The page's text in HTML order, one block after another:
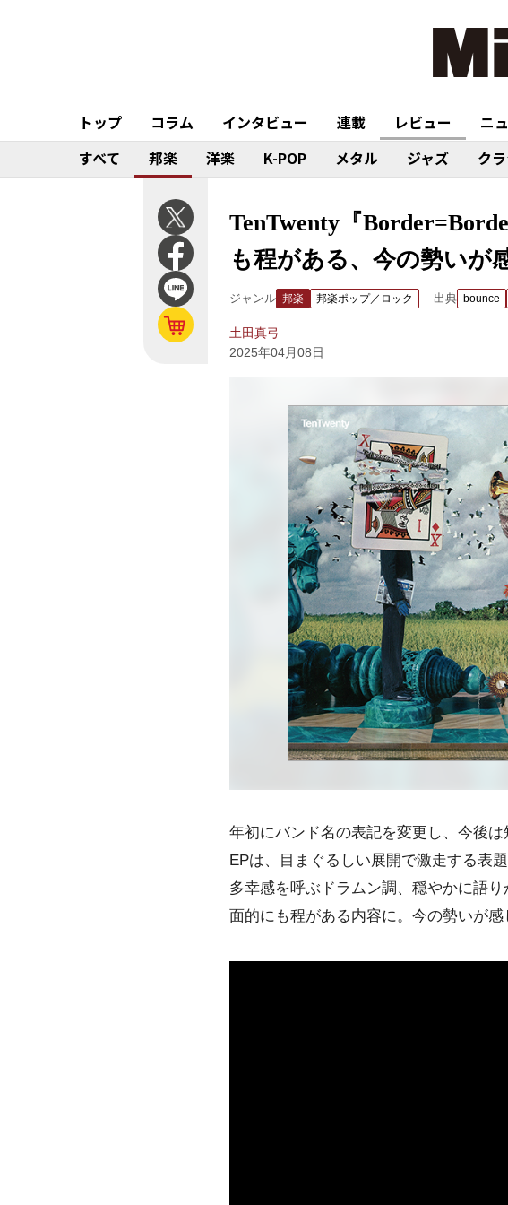
トップ コラム インタビュー 連載 レビュー ニ
すべて
邦楽 洋楽 K-POP メタル ジャズ ク
TenTwenty『
も程がある、今の勢いが
ジャンル 邦楽 邦楽ポップ／ロック 出典 bounce
土田真弓
2025年04月08日
年初にバンド名の表記を変更し、今後
EPは、目まぐるしい展開で激走する表
多幸感を呼ぶドラムン調、穏やかに語
面的にも程がある内容に。今の勢いが感